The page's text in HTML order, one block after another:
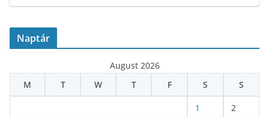
Naptár
August 2026
M
T W T F S S
1 2